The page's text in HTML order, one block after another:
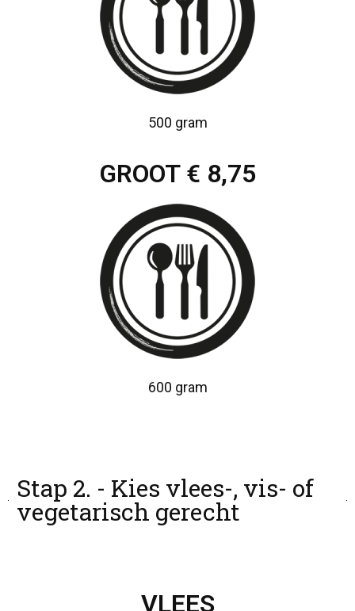
500 gram
GROOT € 8,75
600 gram
Stap 2. - Kies vlees-, vis- of
vegetarisch gerecht
VLEES